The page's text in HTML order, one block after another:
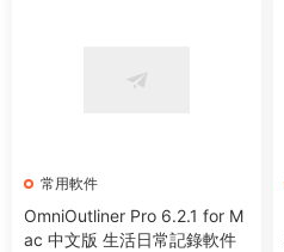
常用軟件
OmniOutliner Pro 6.2.1 for M
ac 中文版 生活日常記錄軟件